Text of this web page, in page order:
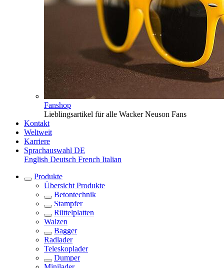
Fanshop
Lieblingsartikel für alle Wacker Neuson Fans
Kontakt
Weltweit
Karriere
Sprachauswahl DE
English Deutsch French Italian
Produkte
Übersicht Produkte
Betontechnik
Stampfer
Rüttelplatten
Walzen
Bagger
Radlader
Teleskoplader
Dumper